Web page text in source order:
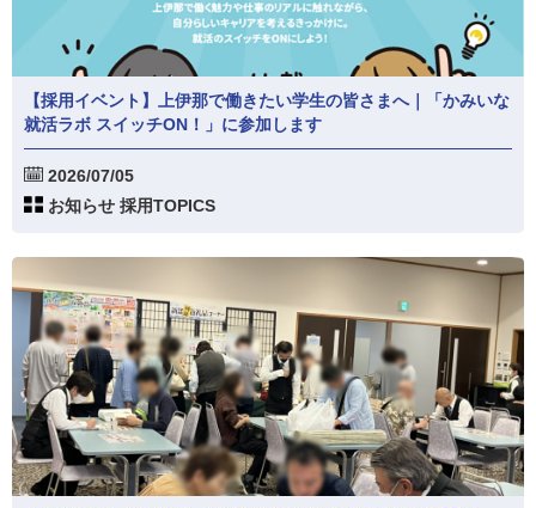
【採用イベント】上伊那で働きたい学生の皆さまへ｜「かみいな
就活ラボ スイッチON！」に参加します
2026/07/05
お知らせ 採用TOPICS